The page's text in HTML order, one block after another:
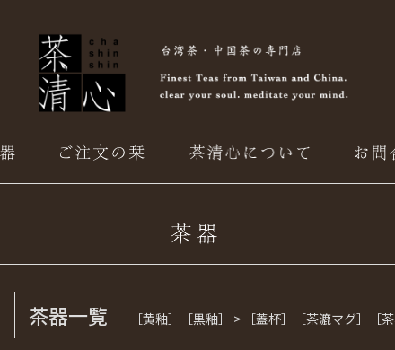
茶器一覧 ［黄釉］［黒釉］ > ［蓋杯］［茶漉マグ］［